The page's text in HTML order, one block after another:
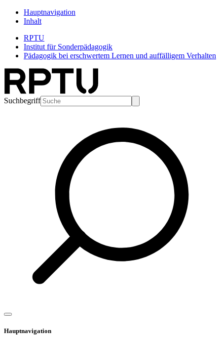
Hauptnavigation
Inhalt
RPTU
Institut für Sonderpädagogik
Pädagogik bei erschwertem Lernen und auffälligem Verhalten
Suchbegriff
Hauptnavigation